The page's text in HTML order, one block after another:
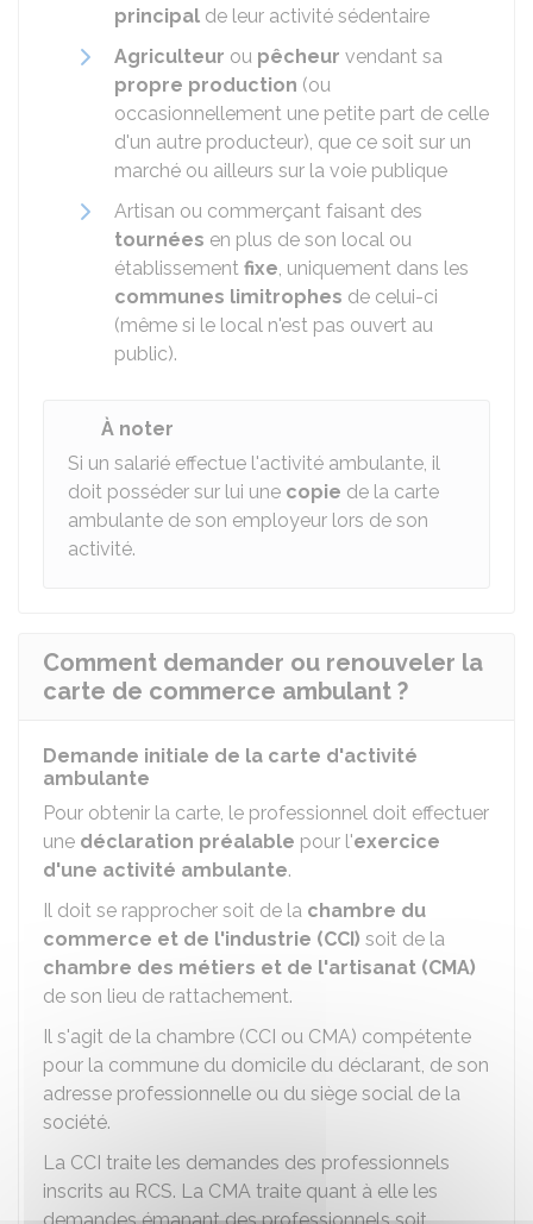
principal de leur activité sédentaire
Agriculteur ou pêcheur vendant sa
propre production (ou
occasionnellement une petite part de celle
d'un autre producteur), que ce soit sur un
marché ou ailleurs sur la voie publique
Artisan ou commerçant faisant des
tournées en plus de son local ou
établissement fixe, uniquement dans les
communes limitrophes de celui-ci
(même si le local n'est pas ouvert au
public).
À noter
Si un salarié effectue l'activité ambulante, il
doit posséder sur lui une copie de la carte
ambulante de son employeur lors de son
activité.
Comment demander ou renouveler la
carte de commerce ambulant ?
Demande initiale de la carte d'activité
ambulante
Pour obtenir la carte, le professionnel doit effectuer
une déclaration préalable pour l'exercice
d'une activité ambulante.
Il doit se rapprocher soit de la chambre du
commerce et de l'industrie (CCI) soit de la
chambre des métiers et de l'artisanat (CMA)
de son lieu de rattachement.
Il s'agit de la chambre (CCI ou CMA) compétente
pour la commune du domicile du déclarant, de son
adresse professionnelle ou du siège social de la
société.
La CCI traite les demandes des professionnels
inscrits au RCS. La CMA traite quant à elle les